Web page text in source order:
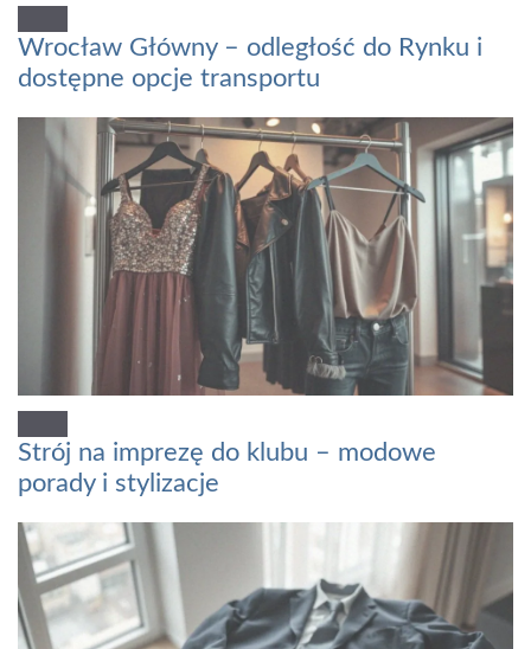
Wrocław Główny – odległość do Rynku i
dostępne opcje transportu
Strój na imprezę do klubu – modowe
porady i stylizacje